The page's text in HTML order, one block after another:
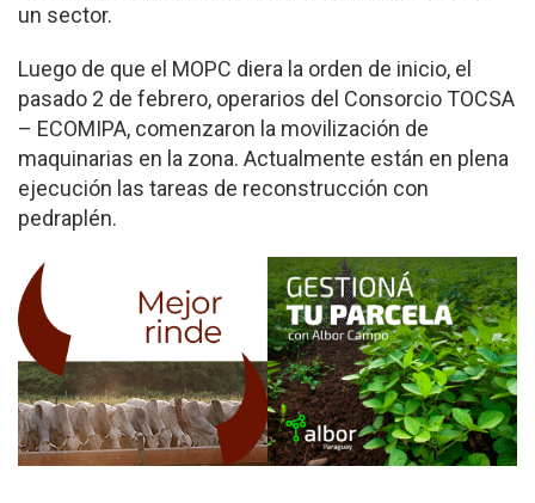
un sector.
Luego de que el MOPC diera la orden de inicio, el
pasado 2 de febrero, operarios del Consorcio TOCSA
– ECOMIPA, comenzaron la movilización de
maquinarias en la zona. Actualmente están en plena
ejecución las tareas de reconstrucción con
pedraplén.